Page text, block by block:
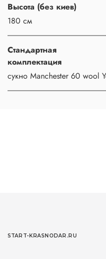
Высота (без киев)
180 см
Стандартная
комплектация
сукно Manchester 60 wool
START-KRASNODAR.RU